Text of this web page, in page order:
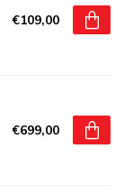
€109,00
€699,00